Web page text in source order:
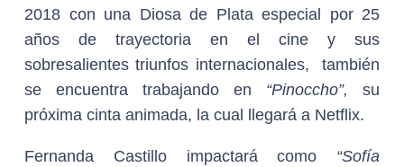
2018 con una Diosa de Plata especial por 25
años de trayectoria en el cine y sus
sobresalientes triunfos internacionales, también
se encuentra trabajando en “Pinoccho”, su
próxima cinta animada, la cual llegará a Netflix.
Fernanda Castillo impactará como “Sofía